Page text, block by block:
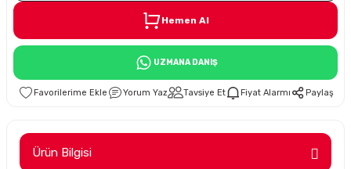
Hemen Al
UZMANA DANIŞ
Yorum Yaz Tavsiye Et Fiyat Alarmı Paylaş
Ürün Bilgisi